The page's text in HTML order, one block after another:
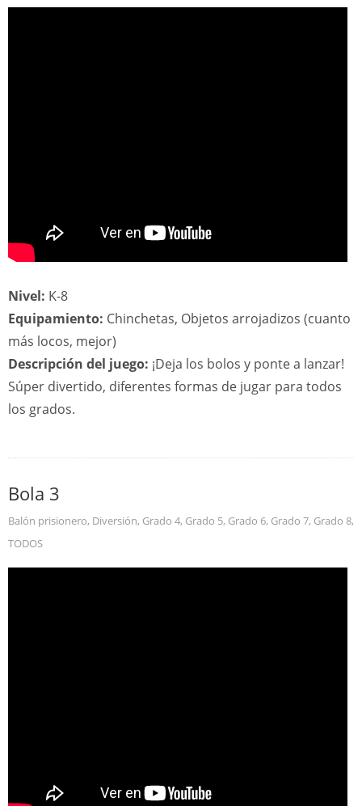
Nivel: K-8
Equipamiento: Chinchetas, Objetos arrojadizos (cuanto
más locos, mejor)
Descripción del juego: ¡Deja los bolos y ponte a lanzar!
Súper divertido, diferentes formas de jugar para todos
los grados.
Bola 3
Balón prisionero, Diversión, Grado 4, Grado 5, Grado 6, Grado 7, Grado 8,
TODOS